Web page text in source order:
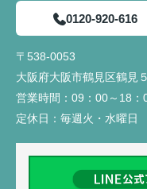
0120-920-616
〒538-0053
大阪府大阪市鶴見区鶴見
営業時間： 09：00～18：
定休日： 毎週火・水曜日